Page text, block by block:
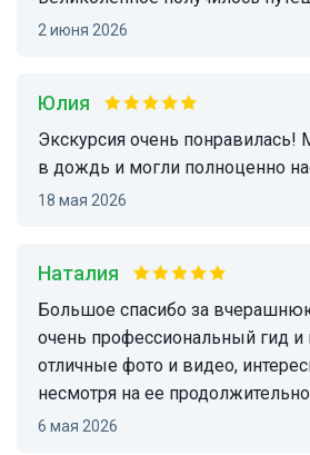
2 июня 2026
Юлия
Экскурсия очень понравилась! Маршрут хорошо организован, гид менял точки маршрута в зависимости от погоды на местах, чтобы мы не попали
в дождь и могли полноценно
18 мая 2026
Наталия
Большое спасибо за вчерашнюю экскурсию! За пунктуальность, оперативность, своевременное информирование и удобство в оплате😊❤️ Ержан
очень профессиональный гид
отличные фото и видео,
несмотря на ее
6 мая 2026